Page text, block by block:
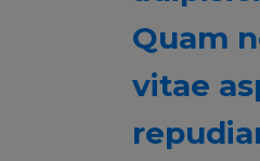
Quam
vitae